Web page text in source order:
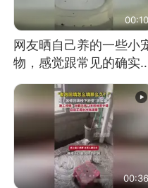
00:10
网友晒自己养的一些小
物，感觉跟常见的确实
些不一样
00:36